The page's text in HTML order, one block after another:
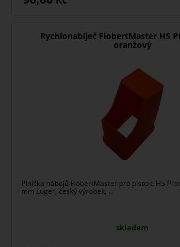
Rychlonabíječ FlobertMaster HS
oranžový
Plnička nábojů FlobertMaster pro pistole HS
mm Luger, český výrobek, ...
skladem